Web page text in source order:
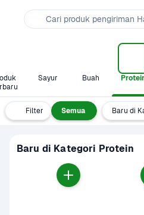
Sayur Buah
Filter Semua Baru di
Baru di Kategori Protein
Cari produk pengiriman